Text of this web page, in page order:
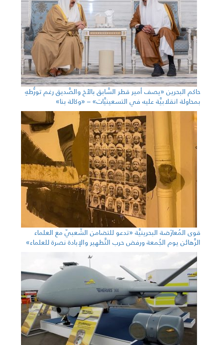
حاكم البحرين «يصف أمير قطر السَّابق بالأخ والصَّديق رغم تورُّطهِ
بمحاولة انقلابيَّة عليه في التسعينيَّات» – «وكالة بنا»
قوى المُعارَضة البحرينيَّة «تدعو للتضامن الشّعبيّ مع العلماء
الرَّهائن يوم الجُمعة ورفض حرب التَّطهير والإبادة نصرة للعلماء»